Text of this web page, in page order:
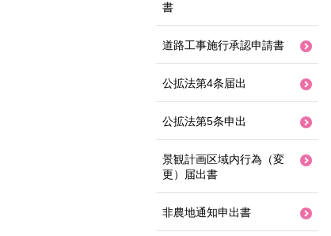
書
道路工事施行承認申請書
公拡法第4条届出
公拡法第5条申出
景観計画区域内行為（変
更）届出書
非農地通知申出書